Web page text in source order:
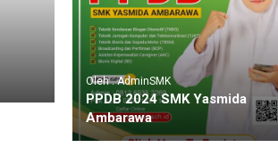
Oleh : AdminSMK
PPDB 2024 SMK Yasmida
Ambarawa